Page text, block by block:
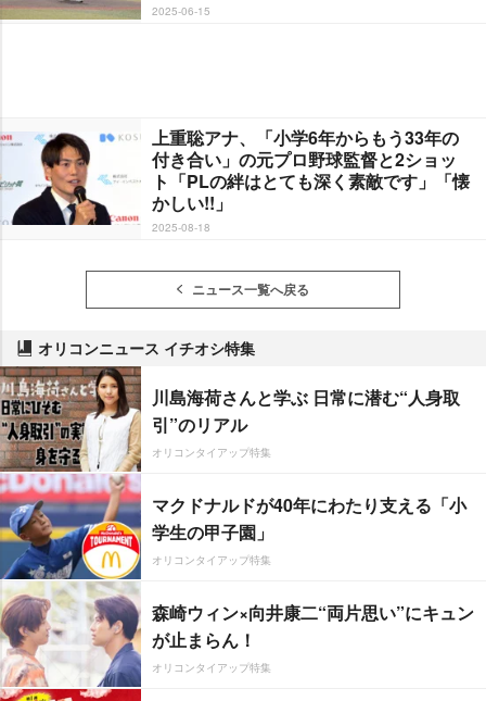
2025-06-15
上重聡アナ、「小学6年からもう33年の
付き合い」の元プロ野球監督と2ショッ
ト「PLの絆はとても深く素敵です」「懐
かしい!!」
2025-08-18
ニュース一覧へ戻る
オリコンニュース イチオシ特集
川島海荷さんと学ぶ 日常に潜む“人身取
引”のリアル
オリコンタイアップ特集
マクドナルドが40年にわたり支える「小
学生の甲子園」
オリコンタイアップ特集
森崎ウィン×向井康二“両片思い”にキュン
が止まらん！
オリコンタイアップ特集